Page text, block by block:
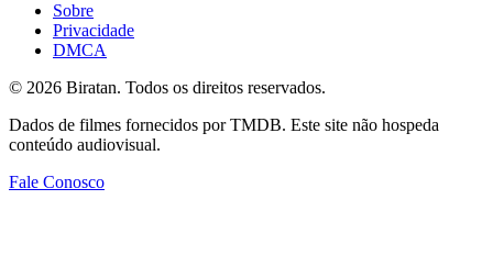
Sobre
Privacidade
DMCA
© 2026 Biratan. Todos os direitos reservados.
Dados de filmes fornecidos por TMDB. Este site não hospeda
conteúdo audiovisual.
Fale Conosco